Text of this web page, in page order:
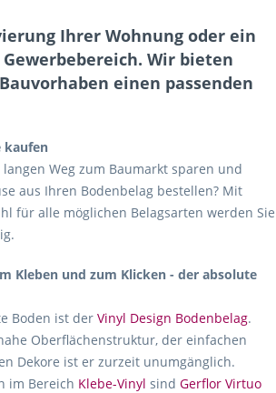
Ihrer Wohnung oder ein
Wir bieten
einen passenden
kaufen
Weg zum Baumarkt sparen und
aus Ihren Bodenbelag bestellen? Mit
für alle möglichen Belagsarten werden Sie
Kleben und zum Klicken - der absolute
Boden ist der Vinyl Design Bodenbelag.
Oberflächenstruktur, der einfachen
Dekore ist er zurzeit unumgänglich.
im Bereich Klebe-Vinyl sind Gerflor Virtuo